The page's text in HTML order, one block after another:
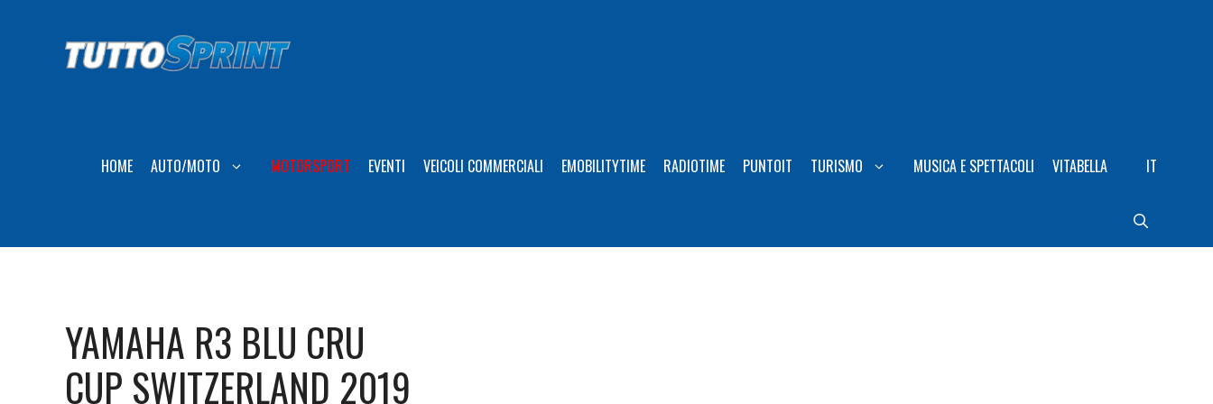
HOME AUTO/MOTO MOTORSPORT EVENTI VEICOLI COMMERCIALI EMOBILITYTIME RADIOTIME PUNTOIT TURISMO MUSICA E SPETTACOLI VITABELLA IT
YAMAHA R3 BLU CRU
CUP SWITZERLAND 2019